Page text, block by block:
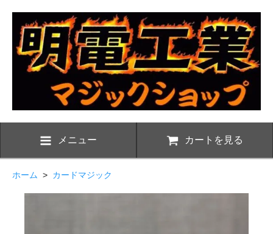
メニュー カートを見る
ホーム > カードマジック